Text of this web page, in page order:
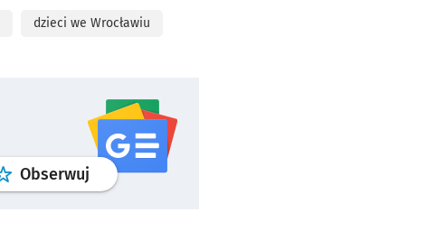
dzieci we Wrocławiu
Obserwuj profilgoogle news